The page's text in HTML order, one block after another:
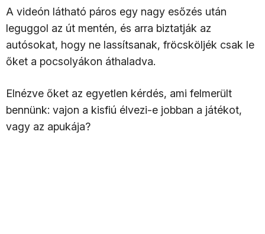
A videón látható páros egy nagy esőzés után
leguggol az út mentén, és arra biztatják az
autósokat, hogy ne lassítsanak, fröcsköljék csak le
őket a pocsolyákon áthaladva.
Elnézve őket az egyetlen kérdés, ami felmerült
bennünk: vajon a kisfiú élvezi-e jobban a játékot,
vagy az apukája?